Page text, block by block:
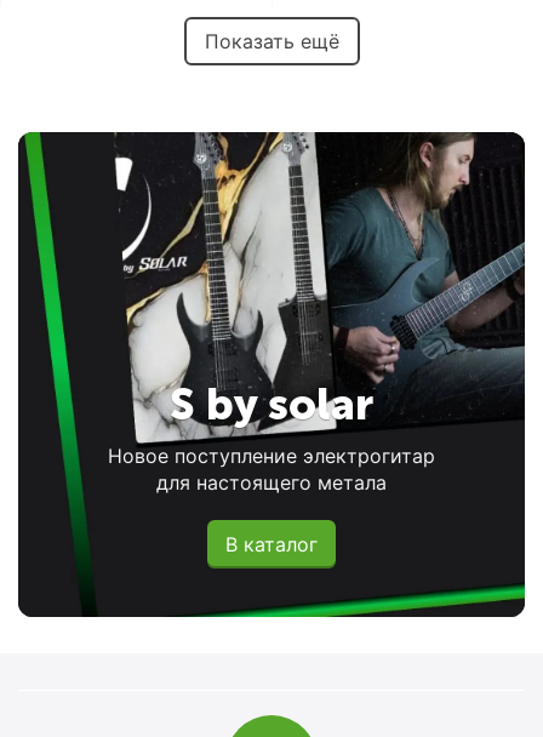
Показать ещё
S by solar
Новое поступление электрогитар
для настоящего метала
В каталог